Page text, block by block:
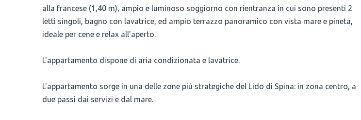
alla francese (1,40 m), ampio e luminoso soggiorno con rientranza in cui sono presenti 2
letti singoli, bagno con lavatrice, ed ampio terrazzo panoramico con vista mare e pineta,
ideale per cene e relax all'aperto.
L'appartamento dispone di aria condizionata e lavatrice.
L'appartamento sorge in una delle zone più strategiche del Lido di Spina: in zona centro, a
due passi dai servizi e dal mare.